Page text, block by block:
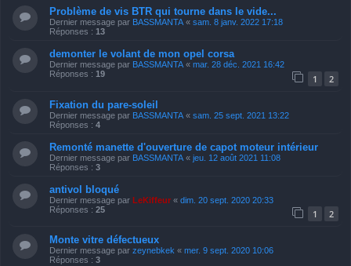
Problème de vis BTR qui tourne dans le vide...
Dernier message par BASSMANTA « sam. 8 janv. 2022 17:18
Réponses : 13
demonter le volant de mon opel corsa
Dernier message par BASSMANTA « mar. 28 déc. 2021 16:42
Réponses : 19 1 2
Fixation du pare-soleil
Dernier message par BASSMANTA « sam. 25 sept. 2021 13:22
Réponses : 4
Remonté manette d'ouverture de capot moteur intérieur
Dernier message par BASSMANTA « jeu. 12 août 2021 11:08
Réponses : 3
antivol bloqué
Dernier message par LeKiffeur « dim. 20 sept. 2020 20:33
Réponses : 25 1 2
Monte vitre défectueux
Dernier message par zeynebkek « mer. 9 sept. 2020 10:06
Réponses : 3